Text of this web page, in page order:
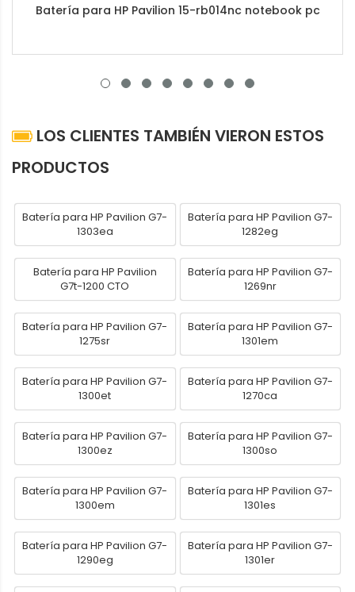
Batería para HP Pavilion 15-rb014nc notebook pc
LOS CLIENTES TAMBIÉN VIERON ESTOS
PRODUCTOS
Batería para HP Pavilion G7-
1303ea
Batería para HP Pavilion G7-
1282eg
Batería para HP Pavilion
G7t-1200 CTO
Batería para HP Pavilion G7-
1269nr
Batería para HP Pavilion G7-
1275sr
Batería para HP Pavilion G7-
1301em
Batería para HP Pavilion G7-
1300et
Batería para HP Pavilion G7-
1270ca
Batería para HP Pavilion G7-
1300ez
Batería para HP Pavilion G7-
1300so
Batería para HP Pavilion G7-
1300em
Batería para HP Pavilion G7-
1301es
Batería para HP Pavilion G7-
1290eg
Batería para HP Pavilion G7-
1301er